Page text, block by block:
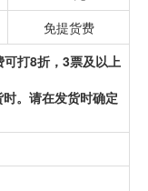
免提货费
打8折，3票及以上
。请在发货时确定